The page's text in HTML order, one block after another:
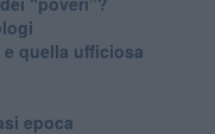
quella ufficiosa
epoca